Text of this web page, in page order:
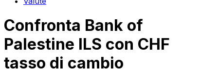
Confronta Bank of
Palestine ILS con CHF
tasso di cambio